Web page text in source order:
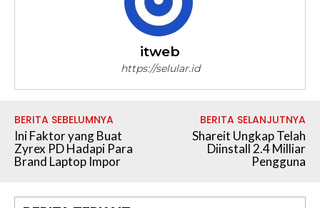
itweb
https://selular.id
BERITA SEBELUMNYA
Ini Faktor yang Buat
Zyrex PD Hadapi Para
Brand Laptop Impor
BERITA SELANJUTNYA
Shareit Ungkap Telah
Diinstall 2.4 Milliar
Pengguna